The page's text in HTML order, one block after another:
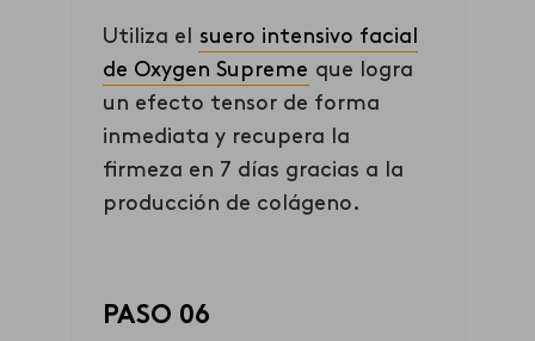
Utiliza el suero intensivo facial
de Oxygen Supreme que logra
un efecto tensor de forma
inmediata y recupera la
firmeza en 7 días gracias a la
producción de colágeno.
PASO 06